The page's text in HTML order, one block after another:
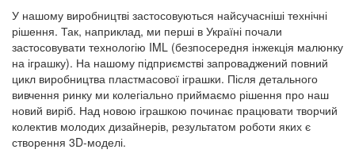
У нашому виробництві застосовуються найсучасніші технічні
рішення. Так, наприклад, ми перші в Україні почали
застосовувати технологію IML (безпосередня інжекція малюнку
на іграшку). На нашому підприємстві запроваджений повний
цикл виробництва пластмасової іграшки. Після детального
вивчення ринку ми колегіально приймаємо рішення про наш
новий виріб. Над новою іграшкою починає працювати творчий
колектив молодих дизайнерів, результатом роботи яких є
створення 3D-моделі.